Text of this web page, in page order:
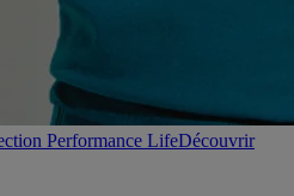
Performance LifeDécouvrir